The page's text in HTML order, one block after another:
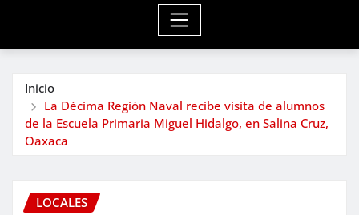
Inicio
La Décima Región Naval recibe visita de alumnos
de la Escuela Primaria Miguel Hidalgo, en Salina Cruz,
Oaxaca
LOCALES